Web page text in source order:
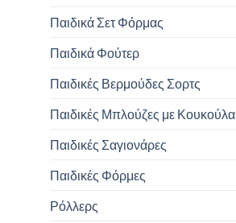
Παιδικά Σετ Φόρμας
Παιδικά Φούτερ
Παιδικές Βερμούδες Σορτς
Παιδικές Μπλούζες με Κουκούλα
Παιδικές Σαγιονάρες
Παιδικές Φόρμες
Ρόλλερς